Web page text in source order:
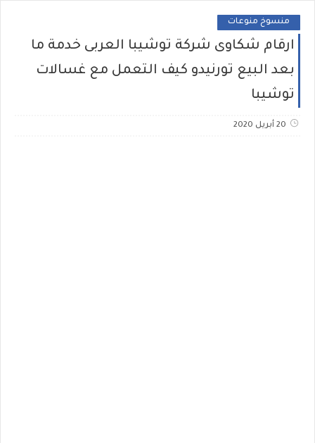
منسوخ منوعات
ارقام شكاوى شركة توشيبا العربى خدمة ما
بعد البيع تورنيدو كيف التعمل مع غسالات
توشيبا
20 أبريل 2020